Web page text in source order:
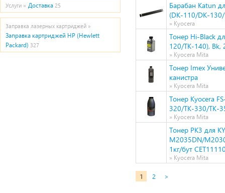
Услуги » Доставка 25
Заправка лазерных картриджей »
Заправка картриджей HP (Hewlett
Packard) 327
Барабан Katun
(DK-110/DK-
» Kyocera
Тонер Hi-Black
120/TK-140), Bk,
» Kyocera Mita
Тонер Imex
канистра
» Kyocera Mita
Тонер Kyocera
320/TK-330/TK-
» Kyocera Mita
Тонер PK3 для
M2035DN/
1кг/бут
» Kyocera Mita
1 2 >